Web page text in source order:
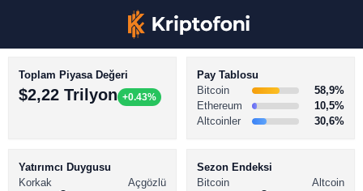
BİTCOİN HABERLERİ
Toplam Piyasa Değeri
$2,22 Trilyon +0.43%
Pay Tablosu
Bitcoin
58,9%
Ethereum
10,5%
Altcoinler
30,6%
Yatırımcı Duygusu
Korkak
Açgözlü
Sezon Endeksi
Bitcoin
Altcoin